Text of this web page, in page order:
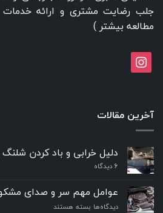
جلب رضایت مشتری و ارائه
مطالعه بیشتر )
instagram
آخرین مقالات
دلیل خرابی و باد کردن
6 دیدگاه
عوامل مهم سر و صدای
دیدگاه‌ها برای
بسته هستند